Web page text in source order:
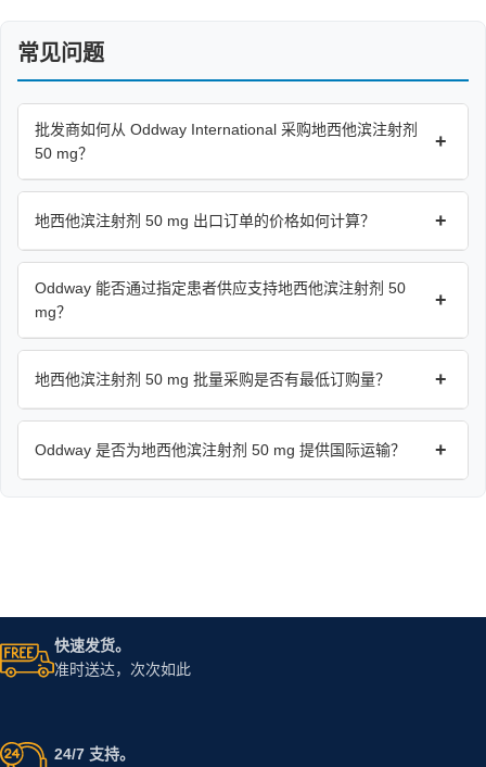
常见问题
批发商如何从 Oddway International 采购地西他滨注射剂
50 mg？
+
地西他滨注射剂 50 mg 出口订单的价格如何计算？ +
Oddway 能否通过指定患者供应支持地西他滨注射剂 50
mg？
+
地西他滨注射剂 50 mg 批量采购是否有最低订购量？ +
Oddway 是否为地西他滨注射剂 50 mg 提供国际运输？ +
快速发货。
准时送达，次次如此
24/7 支持。